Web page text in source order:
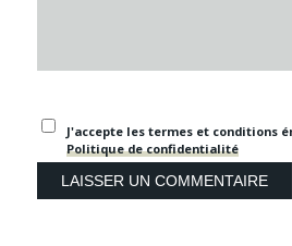
J'accepte les termes et conditions
Politique de confidentialité